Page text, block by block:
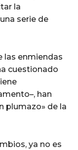
la
serie de
las enmiendas
cuestionado
han
plumazo» de la
ya no es